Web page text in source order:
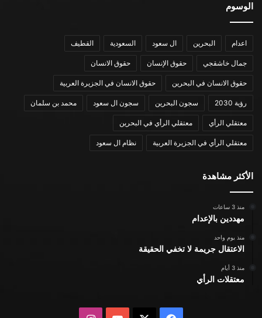
الوسوم
اعدام البحرين ال سعود السعودية القطيف
جمال خاشقجي حقوق الإنسان حقوق الانسان
حقوق الانسان في البحرين حقوق الانسان في الجزيرة العربية
رؤية 2030 سجون البحرين سجون ال سعود محمد بن سلمان
معتقلي الرأي معتقلي الرأي في البحرين
معتقلي الرأي في الجزيرة العربية نظام ال سعود
الأكثر مشاهدة
منذ 3 ساعات
مهددين بالإعدام
منذ يوم واحد
الاعتقال جريمة لا تخفي الحقيقة
منذ 3 أيام
معتقلات الرأي